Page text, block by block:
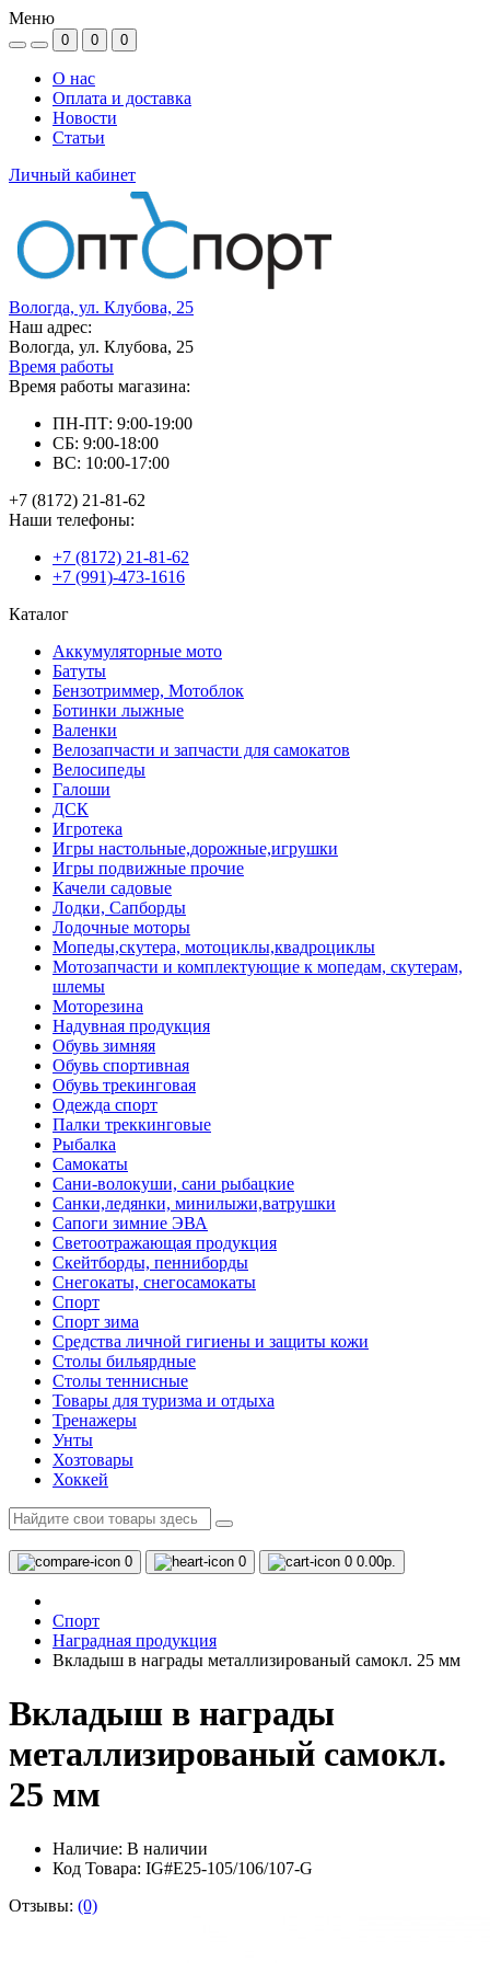
Меню
0 0 0
О нас
Оплата и доставка
Новости
Статьи
Личный кабинет
Вологда, ул. Клубова, 25
Наш адрес:
Вологда, ул. Клубова, 25
Время работы
Время работы магазина:
ПН-ПТ: 9:00-19:00
СБ: 9:00-18:00
ВС: 10:00-17:00
+7 (8172) 21-81-62
Наши телефоны:
+7 (8172) 21-81-62
+7 (991)-473-1616
Каталог
Аккумуляторные мото
Батуты
Бензотриммер, Мотоблок
Ботинки лыжные
Валенки
Велозапчасти и запчасти для самокатов
Велосипеды
Галоши
ДСК
Игротека
Игры настольные,дорожные,игрушки
Игры подвижные прочие
Качели садовые
Лодки, Сапборды
Лодочные моторы
Мопеды,скутера, мотоциклы,квадроциклы
Мотозапчасти и комплектующие к мопедам, скутерам,
шлемы
Моторезина
Надувная продукция
Обувь зимняя
Обувь спортивная
Обувь трекинговая
Одежда спорт
Палки треккинговые
Рыбалка
Самокаты
Сани-волокуши, сани рыбацкие
Санки,ледянки, минилыжи,ватрушки
Сапоги зимние ЭВА
Светоотражающая продукция
Скейтборды, пенниборды
Снегокаты, снегосамокаты
Спорт
Спорт зима
Средства личной гигиены и защиты кожи
Столы бильярдные
Столы теннисные
Товары для туризма и отдыха
Тренажеры
Унты
Хозтовары
Хоккей
0 0 0 0.00р.
Спорт
Наградная продукция
Вкладыш в награды металлизированый самокл. 25 мм
Вкладыш в награды
металлизированый самокл.
25 мм
Наличие: В наличии
Код Товара: IG#E25-105/106/107-G
Отзывы: (0)